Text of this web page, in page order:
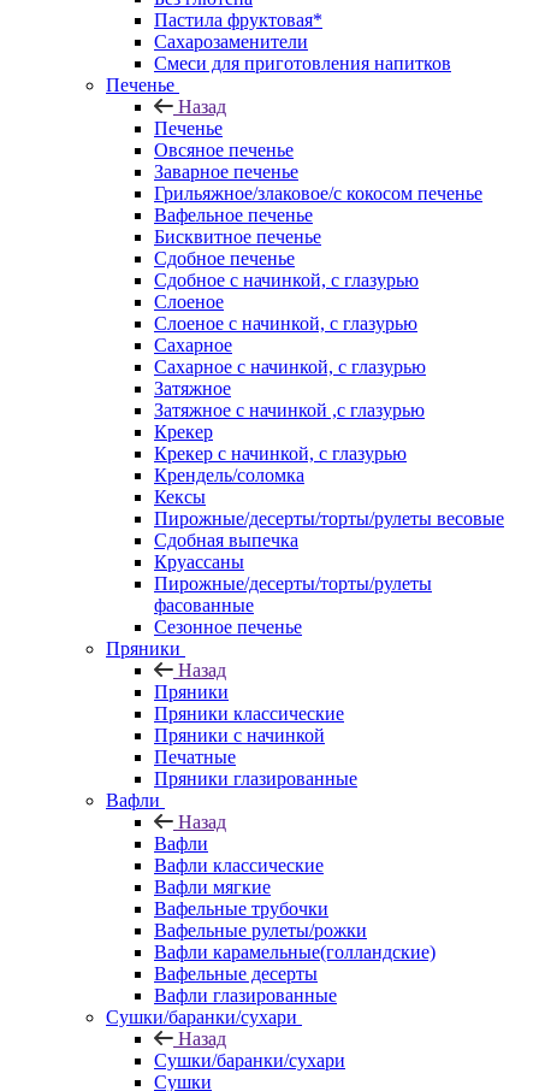
Пастила фруктовая*
Сахарозаменители
Смеси для приготовления напитков
Печенье
Назад
Печенье
Овсяное печенье
Заварное печенье
Грильяжное/злаковое/с кокосом печенье
Вафельное печенье
Бисквитное печенье
Сдобное печенье
Сдобное с начинкой, с глазурью
Слоеное
Слоеное с начинкой, с глазурью
Сахарное
Сахарное с начинкой, с глазурью
Затяжное
Затяжное с начинкой ,с глазурью
Крекер
Крекер с начинкой, с глазурью
Крендель/соломка
Кексы
Пирожные/десерты/торты/рулеты весовые
Сдобная выпечка
Круассаны
Пирожные/десерты/торты/рулеты
фасованные
Сезонное печенье
Пряники
Назад
Пряники
Пряники классические
Пряники с начинкой
Печатные
Пряники глазированные
Вафли
Назад
Вафли
Вафли классические
Вафли мягкие
Вафельные трубочки
Вафельные рулеты/рожки
Вафли карамельные(голландские)
Вафельные десерты
Вафли глазированные
Сушки/баранки/сухари
Назад
Сушки/баранки/сухари
Сушки